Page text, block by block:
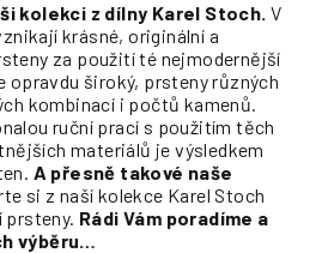
kolekci z dílny Karel Stoch. V
krásné, originální a
za použití té nejmodernější
opravdu široký, prsteny různých
kombinací i počtů kamenů.
ruční prací s použitím těch
materiálů je výsledkem
A přesně takové naše
si z naší kolekce Karel Stoch
prsteny. Rádi Vám poradíme a
výběru…